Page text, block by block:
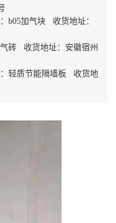
b05加气块 收货地址：
砖 收货地址：安徽宿州
轻质节能隔墙板 收货地